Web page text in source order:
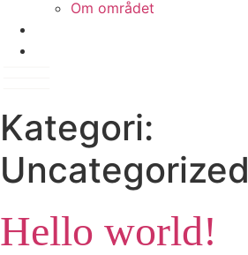
Om området
Kategori:
Uncategorized
Hello world!